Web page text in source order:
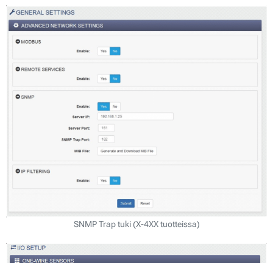
SNMP Trap tuki (X-4XX tuotteissa)